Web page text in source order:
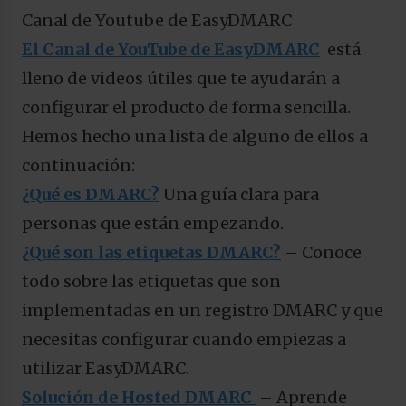
Canal de Youtube de EasyDMARC
El Canal de YouTube de EasyDMARC está
lleno de videos útiles que te ayudarán a
configurar el producto de forma sencilla.
Hemos hecho una lista de alguno de ellos a
continuación:
¿Qué es DMARC? Una guía clara para
personas que están empezando.
¿Qué son las etiquetas DMARC? – Conoce
todo sobre las etiquetas que son
implementadas en un registro DMARC y que
necesitas configurar cuando empiezas a
utilizar EasyDMARC.
Solución de Hosted DMARC – Aprende